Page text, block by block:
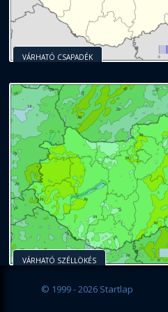
VÁRHATÓ CSAPADÉK
VÁRHATÓ SZÉLLÖKÉS
© 1999 - 2026 Startlap